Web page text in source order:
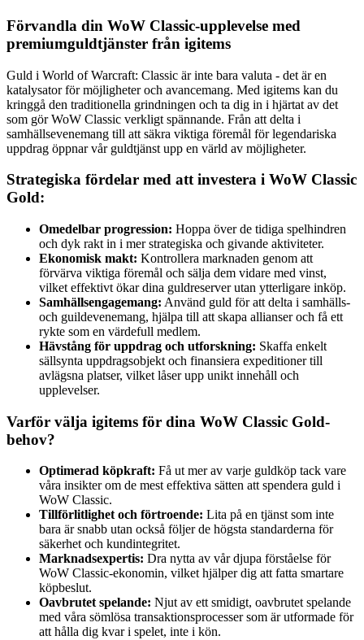
Förvandla din WoW Classic-upplevelse med
premiumguldtjänster från igitems
Guld i World of Warcraft: Classic är inte bara valuta - det är en
katalysator för möjligheter och avancemang. Med igitems kan du
kringgå den traditionella grindningen och ta dig in i hjärtat av det
som gör WoW Classic verkligt spännande. Från att delta i
samhällsevenemang till att säkra viktiga föremål för legendariska
uppdrag öppnar vår guldtjänst upp en värld av möjligheter.
Strategiska fördelar med att investera i WoW Classic
Gold:
Omedelbar progression: Hoppa över de tidiga spelhindren
och dyk rakt in i mer strategiska och givande aktiviteter.
Ekonomisk makt: Kontrollera marknaden genom att
förvärva viktiga föremål och sälja dem vidare med vinst,
vilket effektivt ökar dina guldreserver utan ytterligare inköp.
Samhällsengagemang: Använd guld för att delta i samhälls-
och guildevenemang, hjälpa till att skapa allianser och få ett
rykte som en värdefull medlem.
Hävstång för uppdrag och utforskning: Skaffa enkelt
sällsynta uppdragsobjekt och finansiera expeditioner till
avlägsna platser, vilket låser upp unikt innehåll och
upplevelser.
Varför välja igitems för dina WoW Classic Gold-
behov?
Optimerad köpkraft: Få ut mer av varje guldköp tack vare
våra insikter om de mest effektiva sätten att spendera guld i
WoW Classic.
Tillförlitlighet och förtroende: Lita på en tjänst som inte
bara är snabb utan också följer de högsta standarderna för
säkerhet och kundintegritet.
Marknadsexpertis: Dra nytta av vår djupa förståelse för
WoW Classic-ekonomin, vilket hjälper dig att fatta smartare
köpbeslut.
Oavbrutet spelande: Njut av ett smidigt, oavbrutet spelande
med våra sömlösa transaktionsprocesser som är utformade för
att hålla dig kvar i spelet, inte i kön.